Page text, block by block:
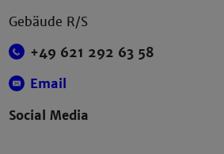
Gebäude R/S
+49 621 292 63 58
Email
Social Media